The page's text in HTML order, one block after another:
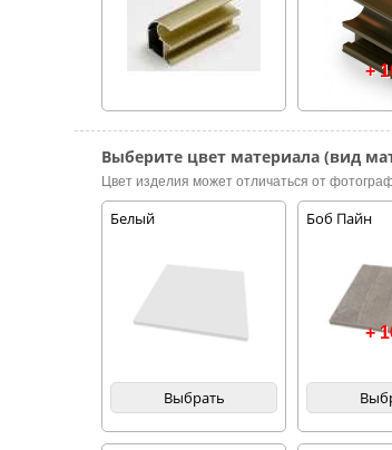
+
Выберите цвет материала (вид
Цвет изделия может отличаться от
Белый
Выбрать
Боб Пайн
+